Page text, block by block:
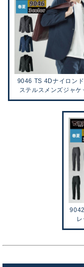
9046 TS 4Dナイロン
ステルスメンズジャケ